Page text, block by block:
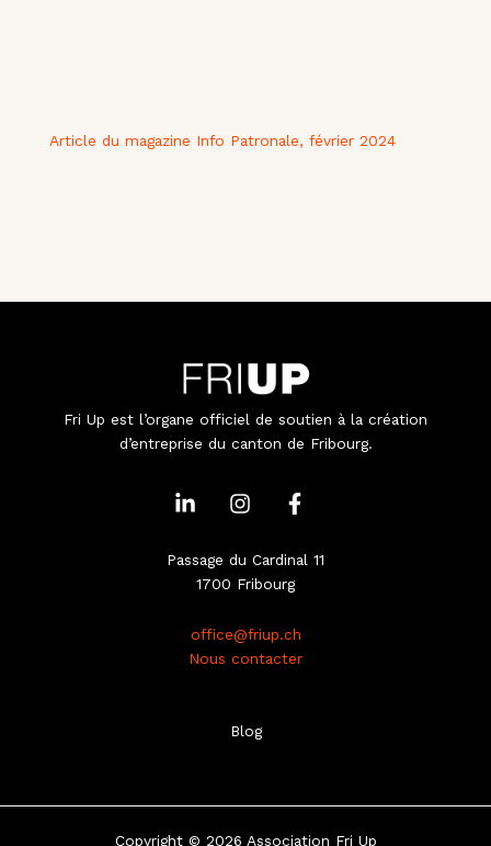
Article du magazine Info Patronale, février 2024
Fri Up est l’organe officiel de soutien à la création
d’entreprise du canton de Fribourg.
L
i
k
n
-
I
n
t
a
r
a
m
F
a
e
b
o
o
k
-
Passage du Cardinal 11
1700 Fribourg
office@friup.ch
Nous contacter
Blog
Copyright © 2026 Association Fri Up